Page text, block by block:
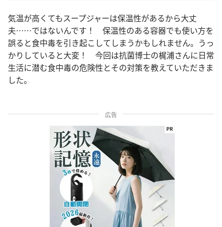
気温が高くてもスープジャーは保温性があるから大丈
夫……ではないんです！ 保温性のある容器でも使い方を
誤ると食中毒を引き起こしてしまうかもしれません。うっ
かりしていると大変！ 今回は抗菌博士の梶浦さんに日常
生活に潜む食中毒の危険性とその対策を教えていただきま
した。
広告